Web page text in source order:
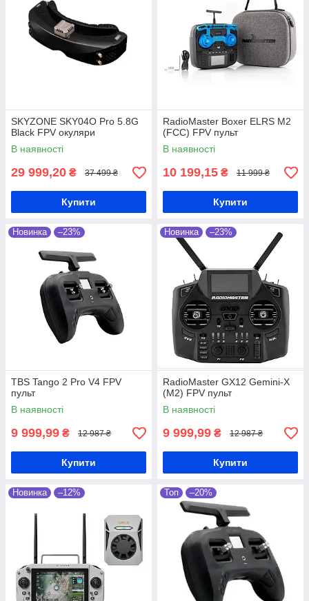
SKYZONE SKY04O Pro 5.8G
Black FPV окуляри
В наявності
29 999,20 ₴ 37 499 ₴
Купити
RadioMaster Boxer ELRS M2
(FCC) FPV пульт
В наявності
10 199,15 ₴ 11 999 ₴
Купити
Новинка –23%
TBS Tango 2 Pro V4 FPV
пульт
В наявності
9 999,99 ₴ 12 987 ₴
Купити
Новинка –23%
RadioMaster GX12 Gemini-X
(M2) FPV пульт
В наявності
9 999,99 ₴ 12 987 ₴
Купити
Новинка –12% Топ –20%